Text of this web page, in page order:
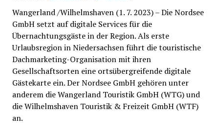
Wangerland /Wilhelmshaven (1. 7. 2023) – Die Nordsee
GmbH setzt auf digitale Services für die
Übernachtungsgäste in der Region. Als erste
Urlaubsregion in Niedersachsen führt die touristische
Dachmarketing-Organisation mit ihren
Gesellschaftsorten eine ortsübergreifende digitale
Gästekarte ein. Der Nordsee GmbH gehören unter
anderem die Wangerland Touristik GmbH (WTG) und
die Wilhelmshaven Touristik & Freizeit GmbH (WTF)
an.